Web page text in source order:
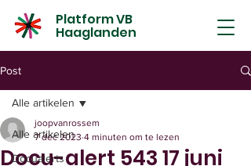
Platform VB
Haaglanden
Post
Alle artikelen
Docualerts
Alle artikelen
Docu-alert 543 17 juni
joopvanrossem
7 dec 2023 4 minuten om te lezen